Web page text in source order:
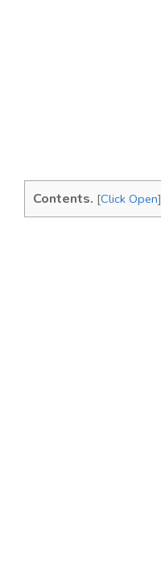
Contents. [Click Open]